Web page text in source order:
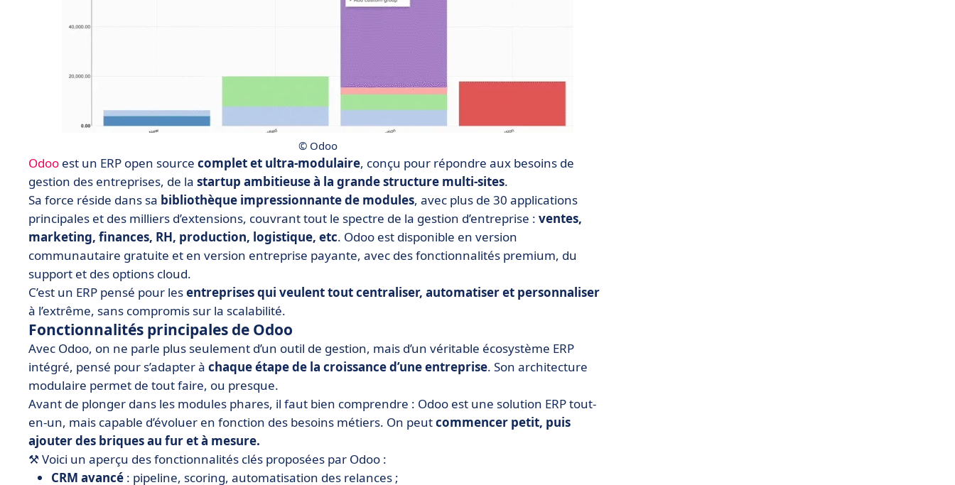
© Odoo
Odoo est un ERP open source complet et ultra-modulaire, conçu pour répondre aux besoins de
gestion des entreprises, de la startup ambitieuse à la grande structure multi-sites.
Sa force réside dans sa bibliothèque impressionnante de modules, avec plus de 30 applications
principales et des milliers d’extensions, couvrant tout le spectre de la gestion d’entreprise : ventes,
marketing, finances, RH, production, logistique, etc. Odoo est disponible en version
communautaire gratuite et en version entreprise payante, avec des fonctionnalités premium, du
support et des options cloud.
C’est un ERP pensé pour lesentreprises qui veulent tout centraliser, automatiser et personnaliser
à l’extrême, sans compromis sur la scalabilité.
Fonctionnalités principales de Odoo
Avec Odoo, on ne parle plus seulement d’un outil de gestion, mais d’un véritable écosystème ERP
intégré, pensé pour s’adapter à chaque étape de la croissance d’une entreprise. Son architecture
modulaire permet de tout faire, ou presque.
Avant de plonger dans les modules phares, il faut bien comprendre : Odoo est une solution ERP tout-
en-un, mais capable d’évoluer en fonction des besoins métiers. On peutcommencer petit, puis
ajouter des briques au fur et à mesure.
⚒️ Voici un aperçu des fonctionnalités clés proposées par Odoo :
CRM avancé : pipeline, scoring, automatisation des relances ;